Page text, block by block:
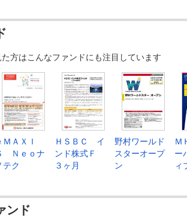
方はこんなファンドにも注目しています
ＭＡＸＩ
Ｎｅｏナ
テク
ＨＳＢＣ イ
ンド株式Ｆ
３ヶ月
野村ワールド
スターオープ
ン
Ｍ
ー
ィ
ンド